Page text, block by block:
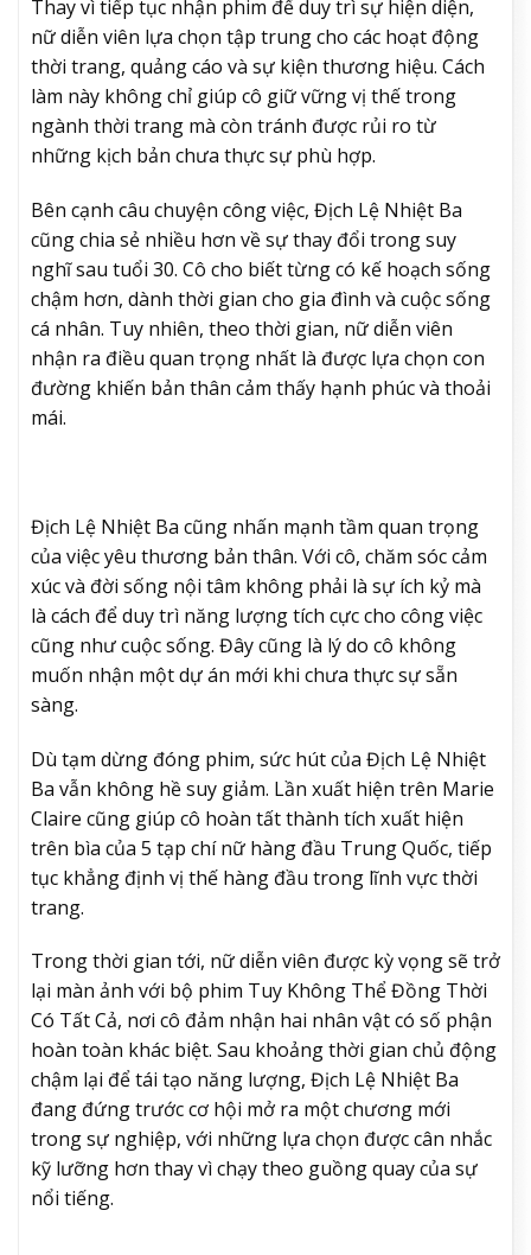
Thay vì tiếp tục nhận phim để duy trì sự hiện diện,
nữ diễn viên lựa chọn tập trung cho các hoạt động
thời trang, quảng cáo và sự kiện thương hiệu. Cách
làm này không chỉ giúp cô giữ vững vị thế trong
ngành thời trang mà còn tránh được rủi ro từ
những kịch bản chưa thực sự phù hợp.
Bên cạnh câu chuyện công việc, Địch Lệ Nhiệt Ba
cũng chia sẻ nhiều hơn về sự thay đổi trong suy
nghĩ sau tuổi 30. Cô cho biết từng có kế hoạch sống
chậm hơn, dành thời gian cho gia đình và cuộc sống
cá nhân. Tuy nhiên, theo thời gian, nữ diễn viên
nhận ra điều quan trọng nhất là được lựa chọn con
đường khiến bản thân cảm thấy hạnh phúc và thoải
mái.
Địch Lệ Nhiệt Ba cũng nhấn mạnh tầm quan trọng
của việc yêu thương bản thân. Với cô, chăm sóc cảm
xúc và đời sống nội tâm không phải là sự ích kỷ mà
là cách để duy trì năng lượng tích cực cho công việc
cũng như cuộc sống. Đây cũng là lý do cô không
muốn nhận một dự án mới khi chưa thực sự sẵn
sàng.
Dù tạm dừng đóng phim, sức hút của Địch Lệ Nhiệt
Ba vẫn không hề suy giảm. Lần xuất hiện trên Marie
Claire cũng giúp cô hoàn tất thành tích xuất hiện
trên bìa của 5 tạp chí nữ hàng đầu Trung Quốc, tiếp
tục khẳng định vị thế hàng đầu trong lĩnh vực thời
trang.
Trong thời gian tới, nữ diễn viên được kỳ vọng sẽ trở
lại màn ảnh với bộ phim Tuy Không Thể Đồng Thời
Có Tất Cả, nơi cô đảm nhận hai nhân vật có số phận
hoàn toàn khác biệt. Sau khoảng thời gian chủ động
chậm lại để tái tạo năng lượng, Địch Lệ Nhiệt Ba
đang đứng trước cơ hội mở ra một chương mới
trong sự nghiệp, với những lựa chọn được cân nhắc
kỹ lưỡng hơn thay vì chạy theo guồng quay của sự
nổi tiếng.